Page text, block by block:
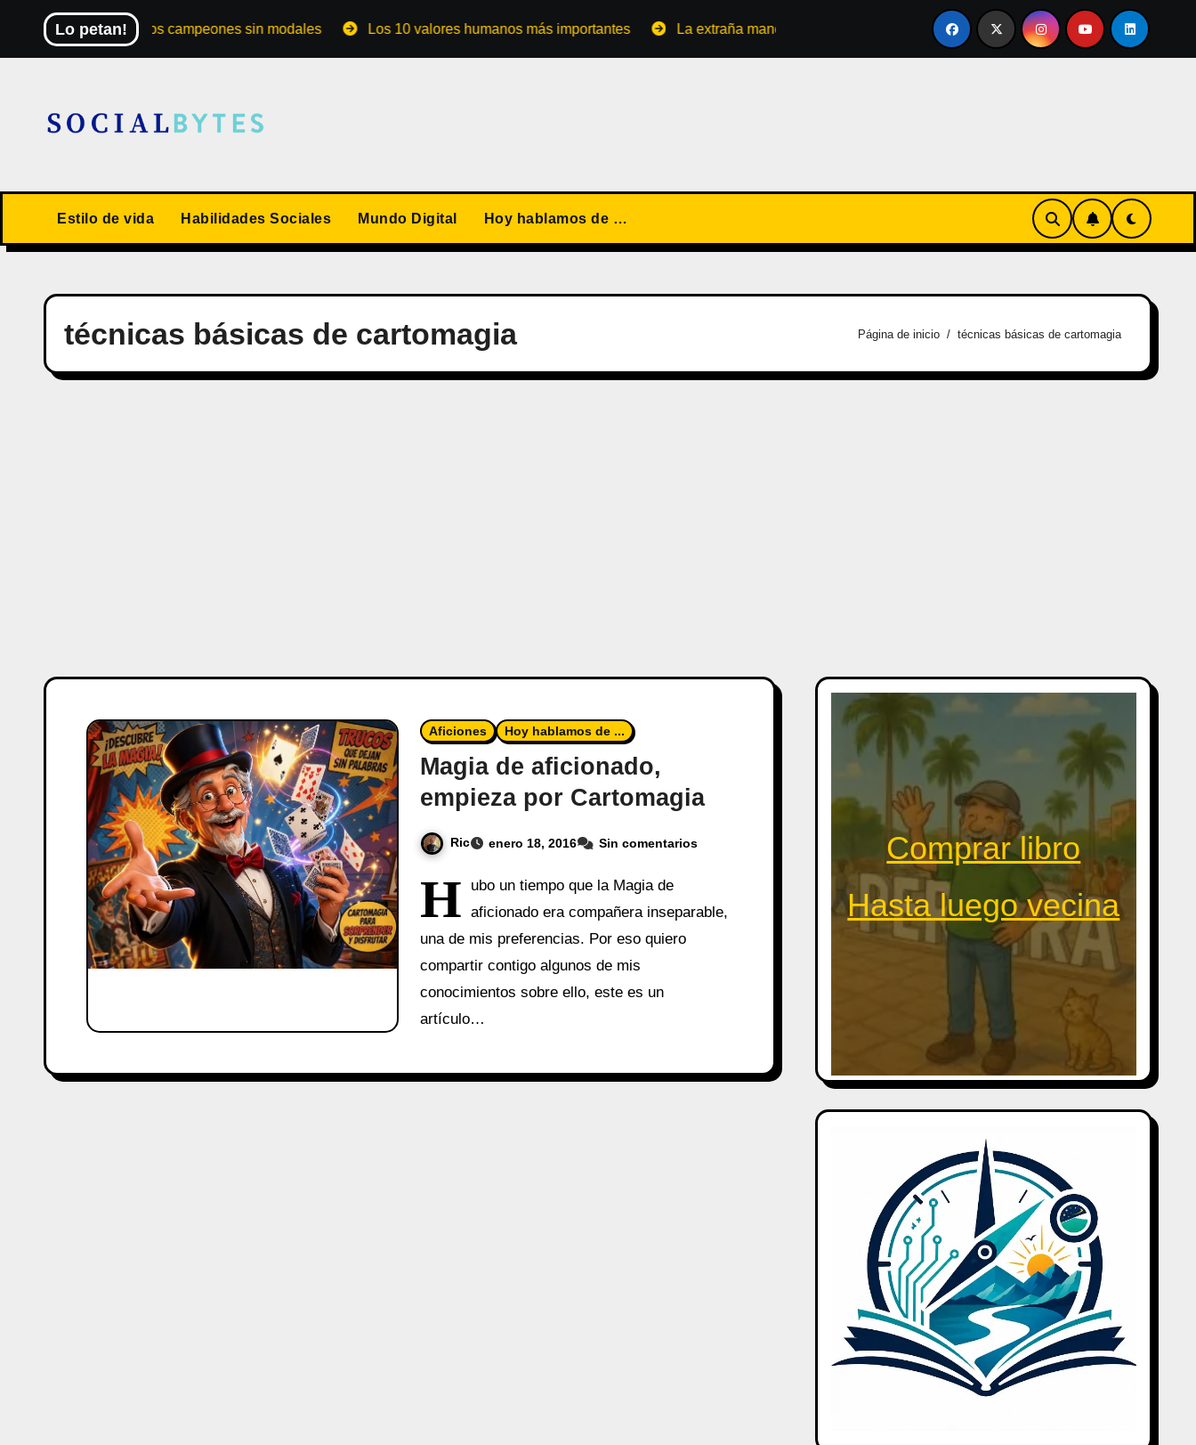
contenido
Lo petan!
El Mundial de los campeones sin modales Los 10 valores humanos más importantes La extraña manera de convertirse en familia El primer tour de la India Chiquitina
Estilo de vida Habilidades Sociales Mundo Digital Hoy hablamos de …
técnicas básicas de cartomagia Página de inicio técnicas básicas de cartomagia
Aficiones Hoy hablamos de ...
Magia de aficionado,
empieza por Cartomagia
Ric enero 18, 2016 Sin comentarios
H
ubo un tiempo que la Magia de
aficionado era compañera inseparable,
una de mis preferencias. Por eso quiero
compartir contigo algunos de mis
conocimientos sobre ello, este es un
artículo…
Comprar libro
Hasta luego vecina